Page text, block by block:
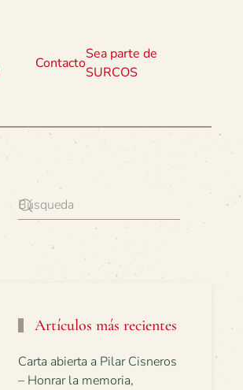
Contacto
Sea parte de
SURCOS
Artículos más recientes
Carta abierta a Pilar Cisneros
– Honrar la memoria,